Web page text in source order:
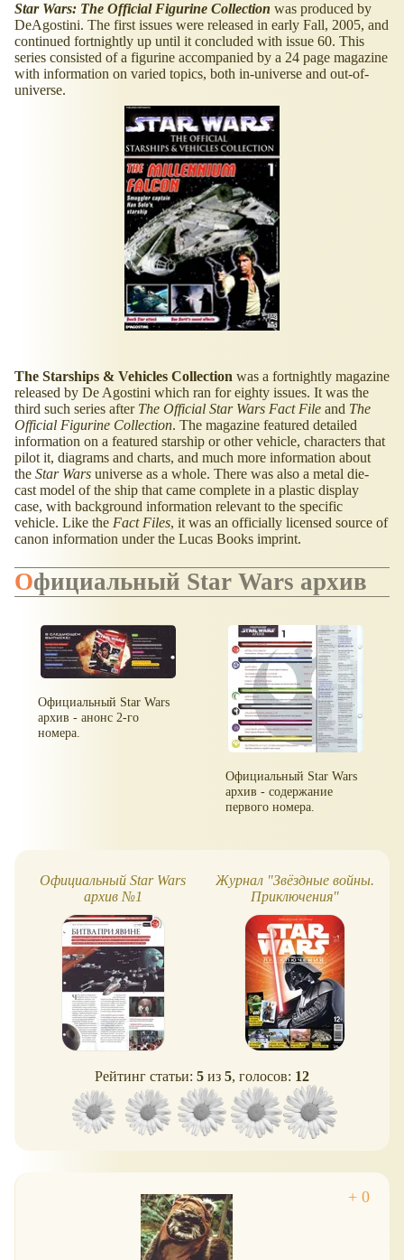
Star Wars: The Official Figurine Collection was produced by
DeAgostini. The first issues were released in early Fall, 2005, and
continued fortnightly up until it concluded with issue 60. This
series consisted of a figurine accompanied by a 24 page magazine
with information on varied topics, both in-universe and out-of-
universe.
The Starships & Vehicles Collection was a fortnightly magazine
released by De Agostini which ran for eighty issues. It was the
third such series after The Official Star Wars Fact File and The
Official Figurine Collection. The magazine featured detailed
information on a featured starship or other vehicle, characters that
pilot it, diagrams and charts, and much more information about
the Star Wars universe as a whole. There was also a metal die-
cast model of the ship that came complete in a plastic display
case, with background information relevant to the specific
vehicle. Like the Fact Files, it was an officially licensed source of
canon information under the Lucas Books imprint.
Официальный Star Wars архив
Официальный Star Wars
архив - анонс 2-го
номера.
Официальный Star Wars
архив - содержание
первого номера.
Официальный Star Wars
архив №1
Журнал "Звёздные войны.
Приключения"
Рейтинг статьи: 5 из 5, голосов: 12